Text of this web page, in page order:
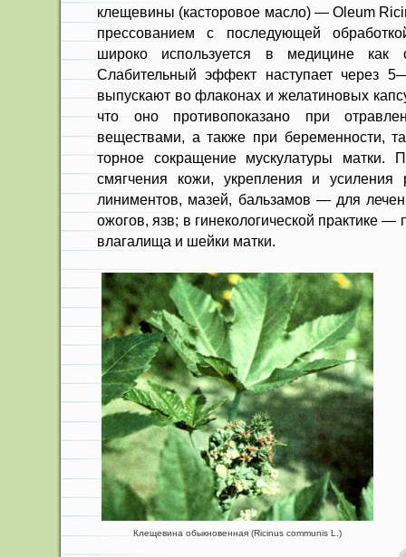
клещеви­ны (касторовое масло) — Oleum
прессовани­ем с последующей
широко используется в медицине как
Слабительный эффект наступает через
выпускают во флаконах и желатиновых
что оно противо­показано при
веществами, а также при бе­ременности,
торное сокращение мускулатуры матки.
смягчения кожи, укрепления и усиления
линиментов, мазей, бальзамов — для
ожогов, язв; в гинекологи­ческой практике —
влагалища и шейки мат­ки.
Клещевина обыкновенная (Ricinus communis L.)